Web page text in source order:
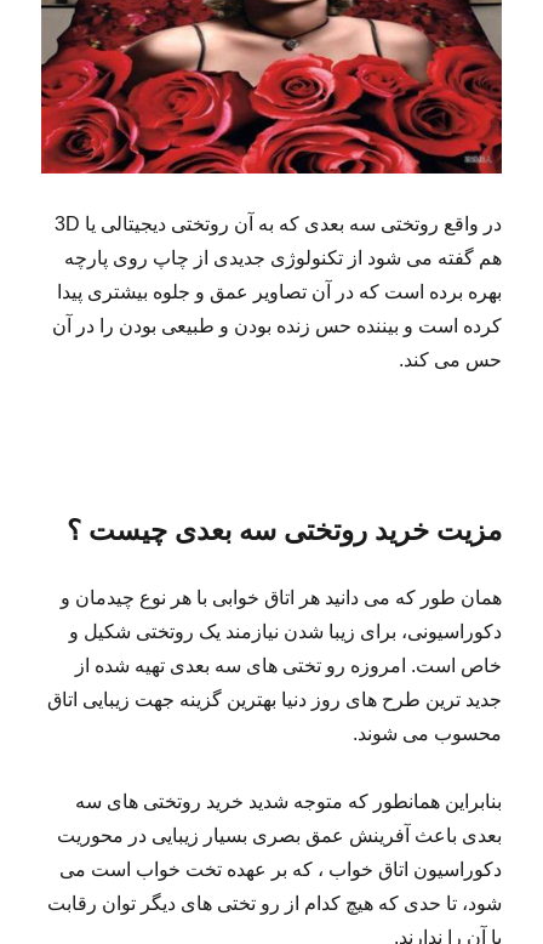
در واقع روتختی سه بعدی که به آن روتختی دیجیتالی یا 3D
هم گفته می شود از تکنولوژی جدیدی از چاپ روی پارچه
بهره برده است که در آن تصاویر عمق و جلوه بیشتری پیدا
کرده است و بیننده حس زنده بودن و طبیعی بودن را در آن
حس می کند.
مزیت خرید روتختی سه بعدی چیست ؟
همان طور که می دانید هر اتاق خوابی با هر نوع چیدمان و
دکوراسیونی، برای زیبا شدن نیازمند یک روتختی شکیل و
خاص است. امروزه رو تختی های سه بعدی تهیه شده از
جدید ترین طرح های روز دنیا بهترین گزینه جهت زیبایی اتاق
محسوب می شوند.
بنابراین همانطور که متوجه شدید خرید روتختی های سه
بعدی باعث آفرینش عمق بصری بسیار زیبایی در محوریت
دکوراسیون اتاق خواب ، که بر عهده تخت خواب است می
شود، تا حدی که هیچ کدام از رو تختی های دیگر توان رقابت
با آن را ندارند.